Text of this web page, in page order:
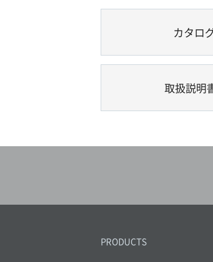
カタロ
取扱説明
PRODUCTS